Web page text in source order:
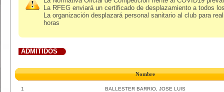
La RFEG enviará un certificado de desplazamiento a todos
La organización desplazará personal sanitario al club para
horas
ADMITIDOS
Nombre
1 BALLESTER BARRIO, JOSE LUIS